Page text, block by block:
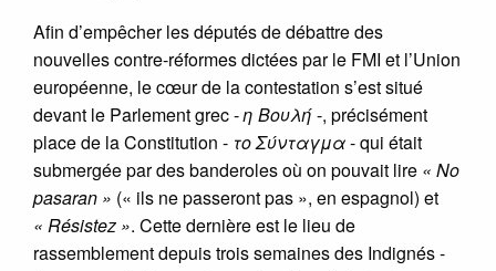
Afin d’empêcher les députés de débattre des
nouvelles contre-réformes dictées par le FMI et l’Union
européenne, le cœur de la contestation s’est situé
devant le Parlement grec -η Βουλή-, précisément
place de la Constitution - το Σύνταγμα- qui était
submergée par des banderoles où on pouvait lire « No
pasaran » (« ils ne passeront pas », en espagnol) et
« Résistez ». Cette dernière est le lieu de
rassemblement depuis trois semaines des Indignés -